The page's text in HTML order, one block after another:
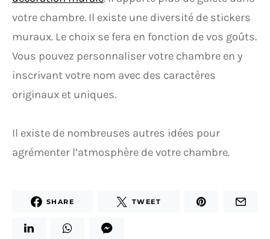
votre chambre. Il existe une diversité de stickers
muraux. Le choix se fera en fonction de vos goûts.
Vous pouvez personnaliser votre chambre en y
inscrivant votre nom avec des caractères
originaux et uniques.
Il existe de nombreuses autres idées pour
agrémenter l’atmosphère de votre chambre.
SHARE TWEET